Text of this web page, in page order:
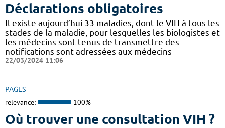
Déclarations obligatoires
Il existe aujourd’hui 33 maladies, dont le VIH à tous les
stades de la maladie, pour lesquelles les biologistes et
les médecins sont tenus de transmettre des
notifications sont adressées aux médecins
22/03/2024 11:06
PAGES
relevance: 100%
Où trouver une consultation VIH ?